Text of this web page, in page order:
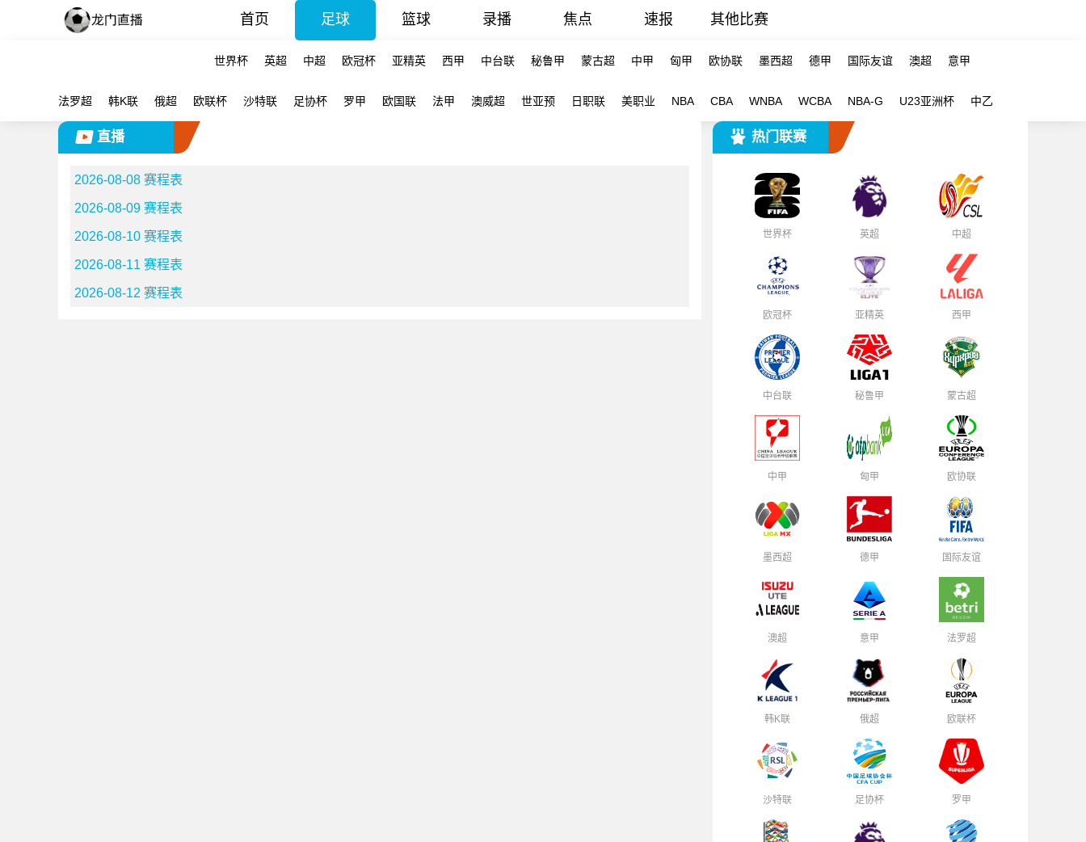
首页 足球 篮球 录播 焦点 速报 其他比赛
世界杯 英超 中超 欧冠杯 亚精英 西甲 中台联 秘鲁甲 蒙古超 中甲 匈甲 欧协联 墨西超 德甲 国际友谊 澳超 意甲
法罗超 韩K联 俄超 欧联杯 沙特联 足协杯 罗甲 欧国联 法甲 澳威超 世亚预 日职联 美职业 NBA CBA WNBA WCBA NBA-G U23亚洲杯 中乙
直播
2026-08-08 赛程表
2026-08-09 赛程表
2026-08-10 赛程表
2026-08-11 赛程表
2026-08-12 赛程表
热门联赛
世界杯 英超 中超
欧冠杯 亚精英 西甲
中台联 秘鲁甲 蒙古超
中甲 匈甲 欧协联
墨西超 德甲 国际友谊
澳超 意甲 法罗超
韩K联 俄超 欧联杯
沙特联 足协杯 罗甲